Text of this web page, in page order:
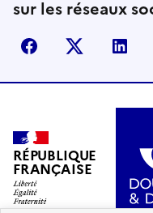
sur les réseaux
FacebookX
RÉPUBLIQUE
FRANÇAISE